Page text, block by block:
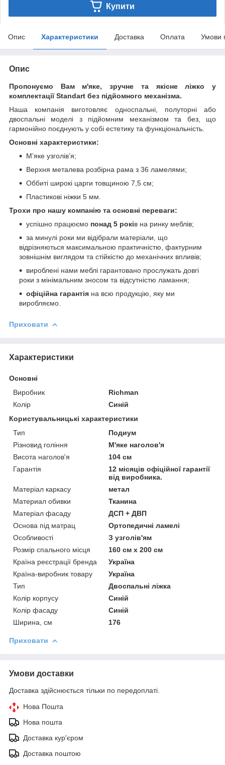
Купити
Опис Характеристики Доставка Оплата Умови
Опис
Пропонуємо Вам м'яке, зручне та якiсне ліжко у
комплектації Standart без підйомного механізма.
Наша компанія виготовляє односпальні, полуторні або
двоспальні моделі з підйомним механізмом та без, що
гармонійно поєднують у собі естетику та функціональність.
Основні характеристики:
М’яке узголів’я;
Верхня металева розбірна рама з 36 ламелями;
Оббиті широкі царги товщиною 7,5 см;
Пластикові ніжки 5 мм.
Трохи про нашу компанію та основні переваги:
успішно працюємо понад 5 років на ринку меблів;
за минулі роки ми відібрали матеріали, що
відрізняються максимальною практичністю, фактурним
зовнішнім виглядом та стійкістю до механічних впливів;
вироблені нами меблі гарантовано прослужать довгі
роки з мінімальним зносом та відсутністю ламання;
офіційна гарантія на всю продукцію, яку ми
виробляємо.
Приховати
Характеристики
Основні
Виробник
Richman
Колір
Синій
Користувальницькі характеристики
Тип
Подиум
Різновид гоління
М'яке наголов'я
Висота наголов'я
104 см
Гарантія
12 місяців офіційної гарантії
від виробника.
Матеріал каркасу
метал
Материал обивки
Тканина
Матеріал фасаду
ДСП + ДВП
Основа під матрац
Ортопедичні ламелі
Особливості
З узголів'ям
Розмір спального місця
160 см х 200 см
Країна реєстрації бренда
Україна
Країна-виробник товару
Україна
Тип
Двоспальні ліжка
Колір корпусу
Синій
Колір фасаду
Синій
Ширина, см
176
Приховати
Умови доставки
Доставка здійснюється тільки по передоплаті.
Нова Пошта
Нова пошта
Доставка кур'єром
Доставка поштою